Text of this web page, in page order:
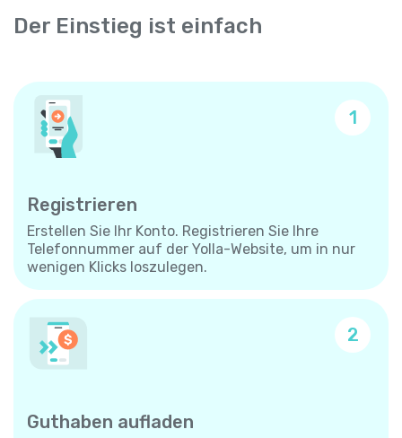
Der Einstieg ist einfach
1
Registrieren
Erstellen Sie Ihr Konto. Registrieren Sie Ihre
Telefonnummer auf der Yolla-Website, um in nur
wenigen Klicks loszulegen.
2
Guthaben aufladen